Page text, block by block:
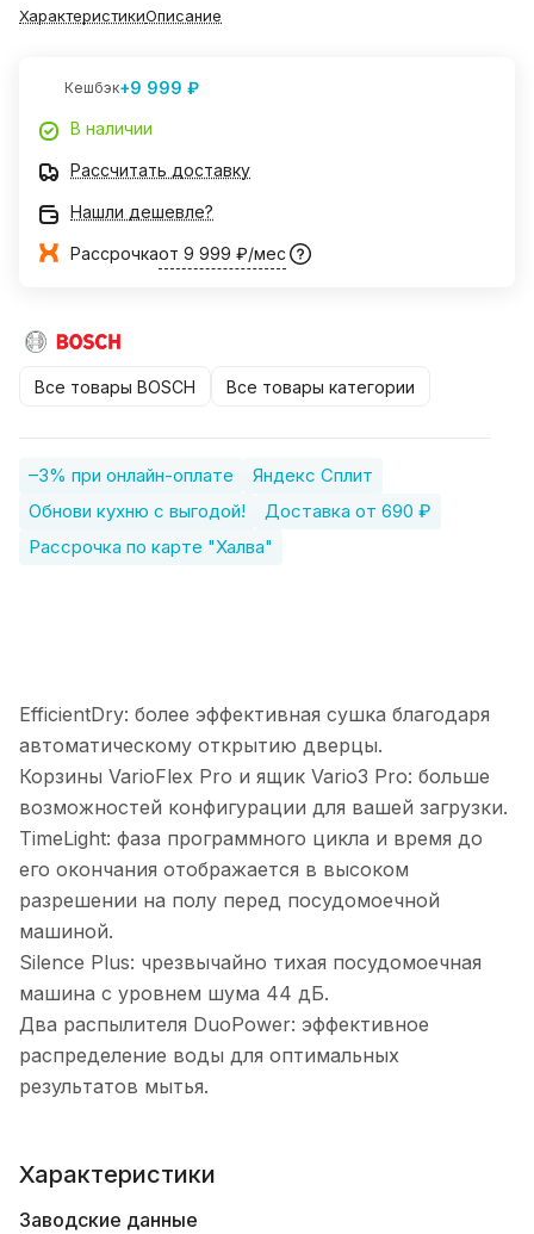
ХарактеристикиОписание
Кешбэк+9 999 ₽
В наличии
Рассчитать доставку
Нашли дешевле?
Рассрочкаот 9 999 ₽/мес
Все товары BOSCH Все товары категории
–3% при онлайн-оплате
Яндекс Сплит
Обнови кухню с выгодой!
Доставка от 690 ₽
Рассрочка по карте "Халва"
EfficientDry: более эффективная сушка благодаря
автоматическому открытию дверцы.
Корзины VarioFlex Pro и ящик Vario3 Pro: больше
возможностей конфигурации для вашей загрузки.
TimeLight: фаза программного цикла и время до
его окончания отображается в высоком
разрешении на полу перед посудомоечной
машиной.
Silence Plus: чрезвычайно тихая посудомоечная
машина с уровнем шума 44 дБ.
Два распылителя DuoPower: эффективное
распределение воды для оптимальных
результатов мытья.
Характеристики
Заводские данные